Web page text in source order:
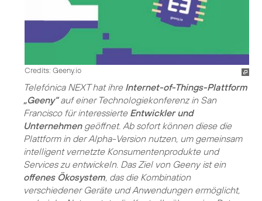
Credits: Geeny.io
Telefónica NEXT hat ihre Internet-of-Things-Plattform
„Geeny“auf einer Technologiekonferenz in San
Francisco für interessierte Entwickler und
Unternehmengeöffnet. Ab sofort können diese die
Plattform in der Alpha-Version nutzen, um gemeinsam
intelligent vernetzte Konsumentenprodukte und
Services zu entwickeln. Das Ziel von Geeny ist ein
offenes Ökosystem , das die Kombination
verschiedener Geräte und Anwendungen ermöglicht,